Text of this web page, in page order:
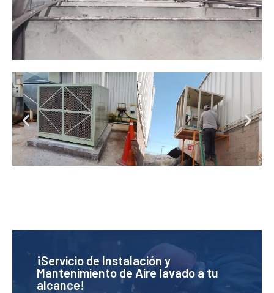
¡Servicio de Instalación y
Mantenimiento de Aire lavado a tu
alcance!